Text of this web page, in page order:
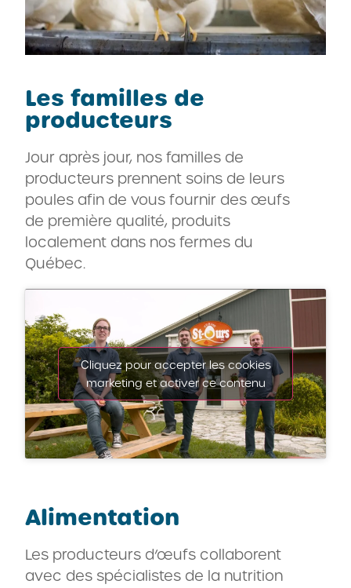
Les familles de
producteurs
Jour après jour, nos familles de
producteurs prennent soins de leurs
poules afin de vous fournir des œufs
de première qualité, produits
localement dans nos fermes du
Québec.
Cliquez pour accepter les cookies
marketing et activer ce contenu
Alimentation
Les producteurs d’œufs collaborent
avec des spécialistes de la nutrition